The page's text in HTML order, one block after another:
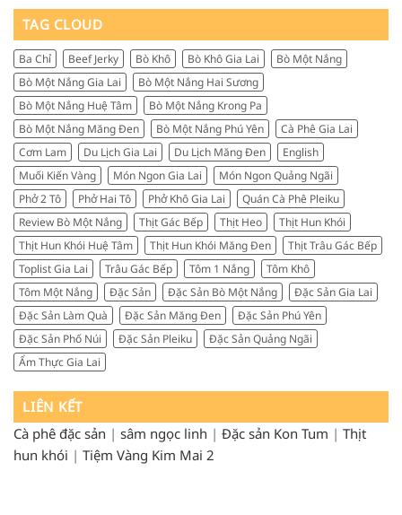
gì
quà
nghiệm
và
review
thực
tế
từ
người
sành
ăn
Kinh
nghiệm
chọn
đúng
nơi
ngon,
chuẩn
vị,
đáng
tiền
TAG CLOUD
Ba Chỉ Beef Jerky Bò Khô Bò Khô Gia Lai
Bò Một Nắng
Bò Một Nắng Gia Lai
Bò Một Nắng Hai Sương
Bò Một Nắng Huệ Tâm
Bò Một Nắng Krong Pa
Bò Một Nắng Măng Đen
Bò Một Nắng Phú Yên
Cà Phê Gia Lai
Cơm Lam
Du Lịch Gia Lai Du Lịch Măng Đen
English
Muối Kiến Vàng
Món Ngon Gia Lai
Món Ngon Quảng Ngãi
Phở 2 Tô
Phở Hai Tô Phở Khô Gia Lai
Quán Cà Phê Pleiku
Review Bò Một Nắng
Thịt Gác Bếp Thịt Heo
Thịt Hun Khói
Thịt Hun Khói Huệ Tâm
Thịt Hun Khói Măng Đen
Thịt Trâu Gác Bếp
Toplist Gia Lai
Trâu Gác Bếp Tôm 1 Nắng
Tôm Khô
Tôm Một Nắng
Đặc Sản Đặc Sản Bò Một Nắng
Đặc Sản Gia Lai
Đặc Sản Làm Quà
Đặc Sản Măng Đen
Đặc Sản Phú Yên
Đặc Sản Phố Núi
Đặc Sản Pleiku
Đặc Sản Quảng Ngãi
Ẩm Thực Gia Lai
LIÊN KẾT
Cà phê đặc sản | sâm ngọc linh | Đặc sản Kon Tum | Thịt
hun khói | Tiệm Vàng Kim Mai 2